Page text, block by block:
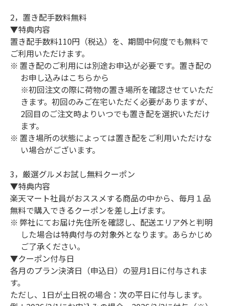
2，置き配手数料無料
▼特典内容
置き配手数料110円（税込）を、期間中何度でも無料で
ご利用いただけます。
置き配のご利用には別途お申込が必要です。置き配の
お申し込みはこちらから
※初回注文の際に荷物の置き場所を確認させていただ
きます。初回のみご在宅いただく必要がありますが、
2回目のご注文時よりいつでも置き配を選択いただけ
ます。
置き場所の状態によっては置き配をご利用いただけな
い場合がございます。
3，厳選グルメお試し無料クーポン
▼特典内容
楽天マート社員がおススメする商品の中から、毎月１品
無料で購入できるクーポンを差し上げます。
弊社にてお届け先住所を確認し、配送エリア外と判明
した場合は特典付与の対象外となります。あらかじめ
ご了承ください。
▼クーポン付与日
各月のプラン決済日（申込日）の翌月1日に付与されま
す。
ただし、1日が土日祝の場合：次の平日に付与します。